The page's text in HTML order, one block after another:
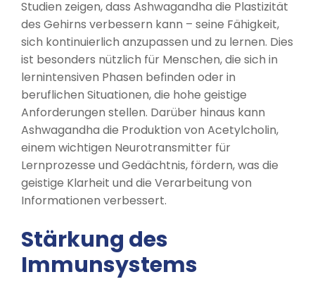
Studien zeigen, dass Ashwagandha die Plastizität
des Gehirns verbessern kann – seine Fähigkeit,
sich kontinuierlich anzupassen und zu lernen. Dies
ist besonders nützlich für Menschen, die sich in
lernintensiven Phasen befinden oder in
beruflichen Situationen, die hohe geistige
Anforderungen stellen. Darüber hinaus kann
Ashwagandha die Produktion von Acetylcholin,
einem wichtigen Neurotransmitter für
Lernprozesse und Gedächtnis, fördern, was die
geistige Klarheit und die Verarbeitung von
Informationen verbessert.
Stärkung des
Immunsystems